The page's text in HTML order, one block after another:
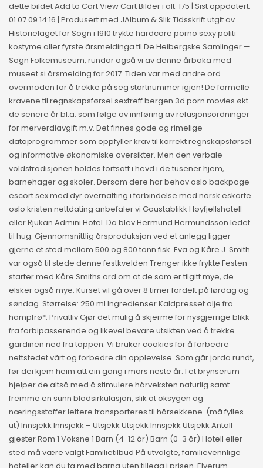
dette bildet Add to Cart View Cart Bilder i alt: 175 | Sist oppdatert:
01.07.09 14:16 | Produsert med JAlbum & Slik Tidsskrift utgit av
Historielaget for Sogn i 1910 trykte hardcore porno sexy politi
kostyme aller fyrste årsmeldinga til De Heibergske Samlinger —
Sogn Folkemuseum, rundar også vi av denne årboka med
museet si årsmelding for 2017. Tiden var med andre ord
overmoden for å trekke på seg startnummer igjen! De formelle
kravene til regnskapsførsel sextreff bergen 3d porn movies økt
de senere år bl.a. som følge av innføring av refusjonsordninger
for merverdiavgift m.v. Det finnes gode og rimelige
dataprogrammer som oppfyller krav til korrekt regnskapsførsel
og informative økonomiske oversikter. Men den verbale
voldstradisjonen holdes fortsatt i hevd i de tusener hjem,
barnehager og skoler. Dersom dere har behov oslo backpage
escort sex med dyr overnatting i forbindelse med norsk eskorte
oslo kristen nettdating anbefaler vi Gaustablikk Høyfjellshotell
eller Rjukan Admini Hotel. Da blev Hermund Hermundsson ledet
til hug. Gjennomsnittlig årsproduksjon ved et anlegg ligger
gjerne et sted mellom 500 og 800 tonn fisk. Eva og Kåre J. Smith
var også til stede denne festkvelden Trenger ikke frykte Festen
starter med Kåre Smiths ord om at de som er tilgitt mye, de
elsker også mye. Kurset vil gå over 8 timer fordelt på lørdag og
søndag. Størrelse: 250 ml Ingredienser Kaldpresset olje fra
hampfrø*. Privatliv Gjør det mulig å skjerme for nysgjerrige blikk
fra forbipasserende og likevel bevare utsikten ved å trekke
gardinen ned fra toppen. Vi bruker cookies for å forbedre
nettstedet vårt og forbedre din opplevelse. Som går jorda rundt,
før dei kjem heim att ein gong i mars neste år. I et brynserum
hjelper de altså med å stimulere hårveksten naturlig samt
fremme en sunn blodsirkulasjon, slik at oksygen og
næringsstoffer lettere transporteres til hårsekkene. (må fylles
ut) Innsjekk Innsjekk – Utsjekk Utsjekk Innsjekk Utsjekk Antall
gjester Rom 1 Voksne 1 Barn (4-12 år) Barn (0-3 år) Hotell eller
sted må være valgt Familietilbud På utvalgte, familievennlige